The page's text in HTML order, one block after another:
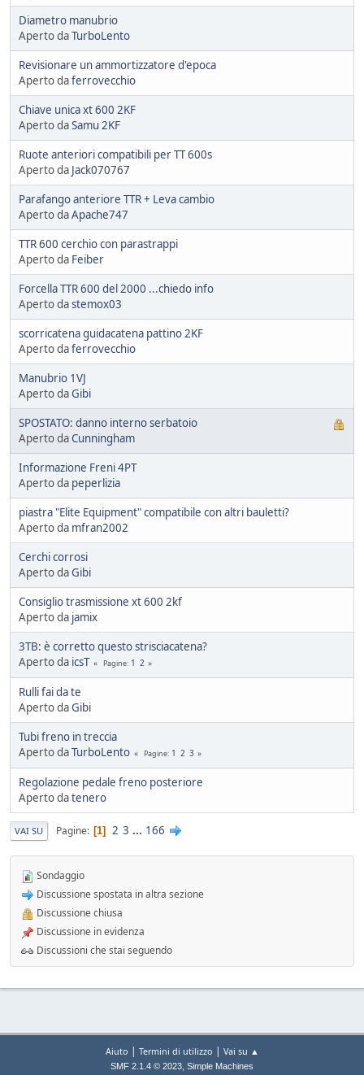
Diametro manubrio
Aperto daTurboLento
Revisionare un ammortizzatore d'epoca
Aperto daferrovecchio
Chiave unica xt 600 2KF
Aperto daSamu 2KF
Ruote anteriori compatibili per TT 600s
Aperto da Jack070767
Parafango anteriore TTR + Leva cambio
Aperto daApache747
TTR 600 cerchio con parastrappi
Aperto da Feiber
Forcella TTR 600 del 2000 ...chiedo info
Aperto dastemox03
scorricatena guidacatena pattino 2KF
Aperto daferrovecchio
Manubrio 1VJ
Aperto daGibi
SPOSTATO: danno interno serbatoio
Aperto daCunningham
Informazione Freni 4PT
Aperto da peperlizia
piastra "Elite Equipment" compatibile con altri bauletti?
Aperto da mfran2002
Cerchi corrosi
Aperto daGibi
Consiglio trasmissione xt 600 2kf
Aperto da jamix
3TB: è corretto questo strisciacatena?
Aperto da icsT Pagine 1 2
Rulli fai da te
Aperto daGibi
Tubi freno in treccia
Aperto daTurboLento Pagine 1 2 3
Regolazione pedale freno posteriore
Aperto datenero
VAI SU Pagine 1 2 3 ... 166
Sondaggio
Discussione spostata in altra sezione
Discussione chiusa
Discussione in evidenza
Discussioni che stai seguendo
Aiuto | Termini di utilizzo | Vai su ▲
SMF 2.1.4 © 2023, Simple Machines